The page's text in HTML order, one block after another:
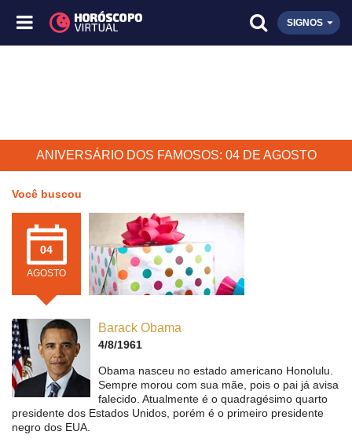
SIGNOS
ANIVERSÁRIO DOS FAMOSOS: 04 DE AGOSTO
Você buscou
04
AGOSTO
Barack Obama
4/8/1961
Obama nasceu no estado americano Honolulu.
Sempre morou com sua mãe, pois o pai já avisa
falecido. Atualmente é o quadragésimo quarto
presidente dos Estados Unidos, porém é o primeiro presidente
negro dos EUA.